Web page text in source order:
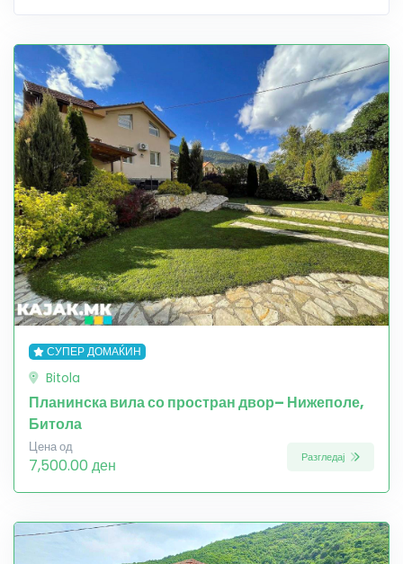
СУПЕР ДОМАЌИН
Bitola
Планинска вила со простран двор– Нижеполе,
Битола
Цена од
7,500.00 ден Разгледај